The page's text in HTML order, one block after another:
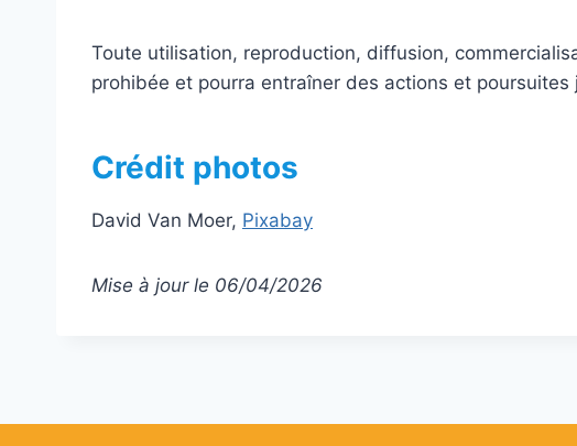
Toute utilisation, reproduction, diffusion,
prohibée et pourra entraîner des actions et
Crédit photos
David Van Moer, Pixabay
Mise à jour le 06/04/2026